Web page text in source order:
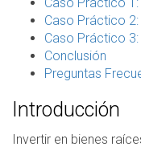
Caso Práctico
Caso Práctico
Conclusión
Preguntas
Introducción
Invertir en bienes